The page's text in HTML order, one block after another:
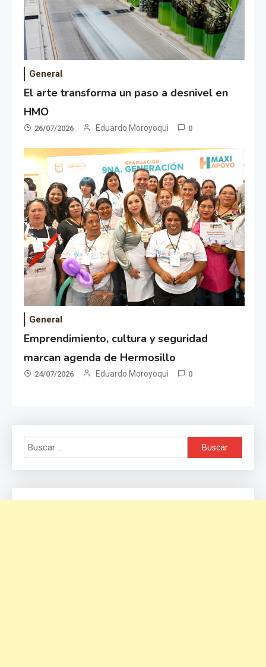
General
El arte transforma un paso a desnivel en
HMO
26/07/2026 Eduardo Moroyoqui 0
General
Emprendimiento, cultura y seguridad
marcan agenda de Hermosillo
24/07/2026 Eduardo Moroyoqui 0
Buscar: